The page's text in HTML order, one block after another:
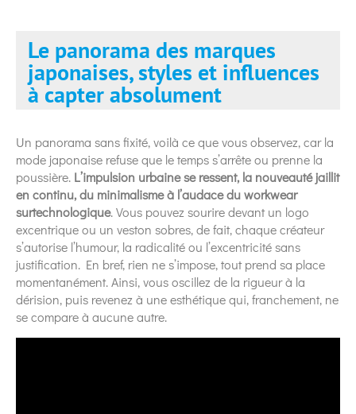
Le panorama des marques
japonaises, styles et influences
à capter absolument
Un panorama sans fixité, voilà ce que vous observez, car la
mode japonaise refuse que le temps s’arrête ou prenne la
poussière. L’impulsion urbaine se ressent, la nouveauté jaillit
en continu, du minimalisme à l’audace du workwear
surtechnologique. Vous pouvez sourire devant un logo
excentrique ou un veston sobres, de fait, chaque créateur
s’autorise l’humour, la radicalité ou l’excentricité sans
justification. En bref, rien ne s’impose, tout prend sa place
momentanément. Ainsi, vous oscillez de la rigueur à la
dérision, puis revenez à une esthétique qui, franchement, ne
se compare à aucune autre.